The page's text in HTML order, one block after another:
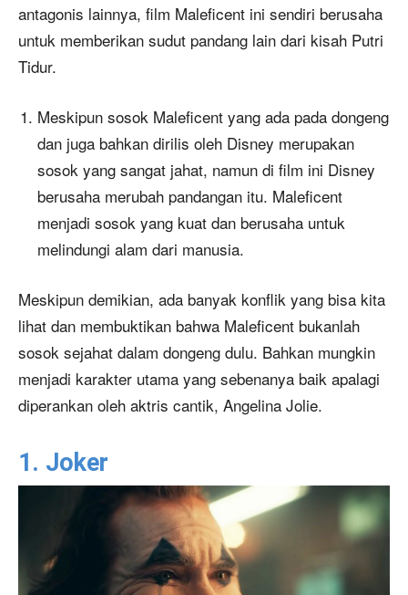
antagonis lainnya, film Maleficent ini sendiri berusaha
untuk memberikan sudut pandang lain dari kisah Putri
Tidur.
Meskipun sosok Maleficent yang ada pada dongeng
dan juga bahkan dirilis oleh Disney merupakan
sosok yang sangat jahat, namun di film ini Disney
berusaha merubah pandangan itu. Maleficent
menjadi sosok yang kuat dan berusaha untuk
melindungi alam dari manusia.
Meskipun demikian, ada banyak konflik yang bisa kita
lihat dan membuktikan bahwa Maleficent bukanlah
sosok sejahat dalam dongeng dulu. Bahkan mungkin
menjadi karakter utama yang sebenanya baik apalagi
diperankan oleh aktris cantik, Angelina Jolie.
1. Joker